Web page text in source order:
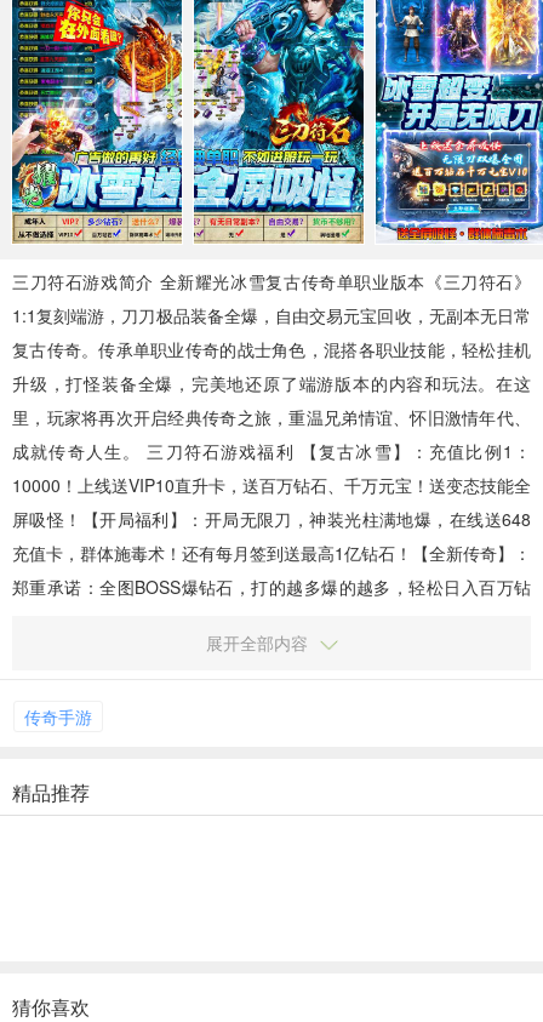
MMO手游
490款手游
三国手游
138款手游
魔幻手游
0款手游
武侠手游
0款手游
二次元
171款手游
飞行射击
39款手游
体育竞技
梦幻手游
三刀符石游戏简介 全新耀光冰雪复古传奇单职业版本《三刀符石》
1:1复刻端游，刀刀极品装备全爆，自由交易元宝回收，无副本无日常
复古传奇。传承单职业传奇的战士角色，混搭各职业技能，轻松挂机
升级，打怪装备全爆，完美地还原了端游版本的内容和玩法。在这
里，玩家将再次开启经典传奇之旅，重温兄弟情谊、怀旧激情年代、
成就传奇人生。 三刀符石游戏福利 【复古冰雪】：充值比例1：
10000！上线送VIP10直升卡，送百万钻石、千万元宝！送变态技能全
屏吸怪！【开局福利】：开局无限刀，神装光柱满地爆，在线送648
充值卡，群体施毒术！还有每月签到送最高1亿钻石！【全新传奇】：
郑重承诺：全图BOSS爆钻石，打的越多爆的越多，轻松日入百万钻
展开全部内容
传奇手游
精品推荐
猜你喜欢